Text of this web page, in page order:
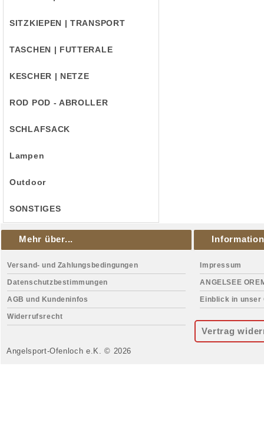
SITZKIEPEN | TRANSPORT
TASCHEN | FUTTERALE
KESCHER | NETZE
ROD POD - ABROLLER
SCHLAFSACK
Lampen
Outdoor
SONSTIGES
Mehr über...
Versand- und Zahlungsbedingungen
Datenschutzbestimmungen
AGB und Kundeninfos
Widerrufsrecht
Impressum
ANGELSEE
Einblick in unser
Vertrag
Angelsport-Ofenloch e.K. © 2026